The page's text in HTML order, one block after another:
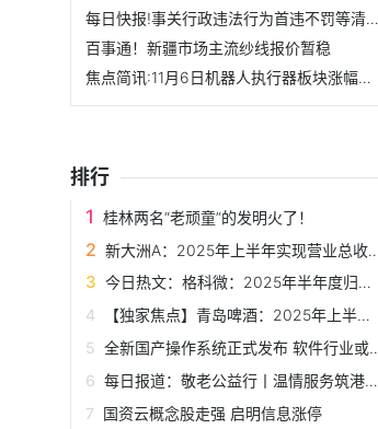
每日快报!事关行政违法行为首违不罚等清单 市场监管总局公开...
百事通！新疆市场主流纱线报价暂稳
焦点简讯:11月6日机器人执行器板块涨幅达2%
排行
桂林两名“老顽童”的发明火了！
新大洲A：2025年上半年实现营业总收入2.52亿元
今日热文：格科微：2025年半年度归属于上市公司股东的净利润...
【独家焦点】青岛啤酒：2025年上半年净利润39.04亿元，同比增长7.21%
全新国产操作系统正式发布 软件行业或迎快速发展_每日快报
每日报道：敬老公益行丨温情服务筑港湾，风采展演绽芳华——...
国资云概念股走强 启明信息涨停